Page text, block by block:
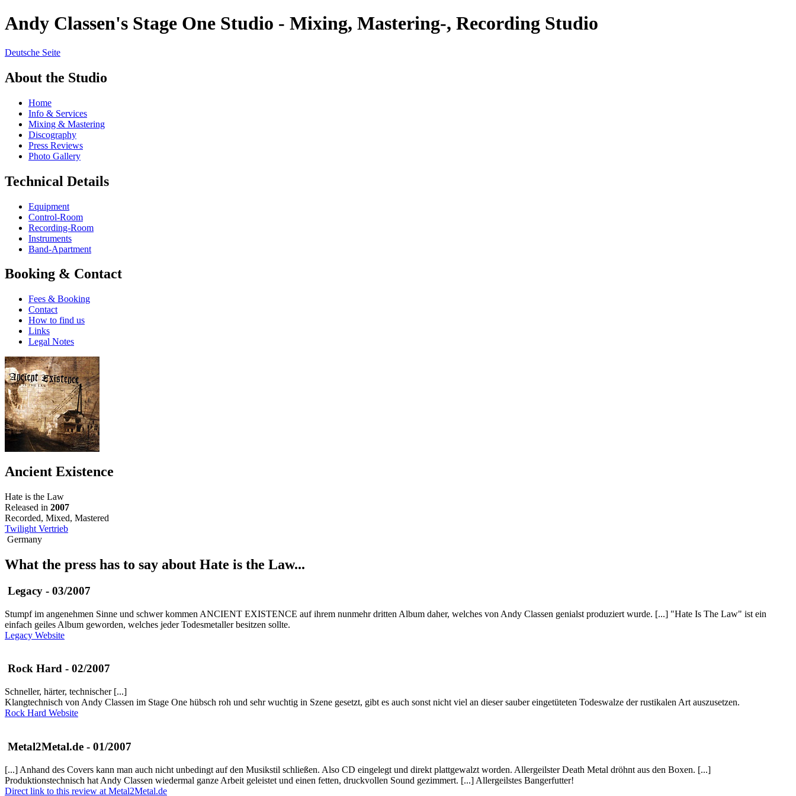
Andy Classen's Stage One Studio - Mixing, Mastering-, Recording Studio
Deutsche Seite
About the Studio
Home
Info & Services
Mixing & Mastering
Discography
Press Reviews
Photo Gallery
Technical Details
Equipment
Control-Room
Recording-Room
Instruments
Band-Apartment
Booking & Contact
Fees & Booking
Contact
How to find us
Links
Legal Notes
Ancient Existence
Hate is the Law
Released in 2007
Recorded, Mixed, Mastered
Twilight Vertrieb
Germany
What the press has to say about Hate is the Law...
Legacy - 03/2007
Stumpf im angenehmen Sinne und schwer kommen ANCIENT EXISTENCE auf ihrem nunmehr dritten Album daher, welches von Andy Classen genialst produziert wurde. [...] "Hate Is The Law" ist ein
einfach geiles Album geworden, welches jeder Todesmetaller besitzen sollte.
Legacy Website
Rock Hard - 02/2007
Schneller, härter, technischer [...]
Klangtechnisch von Andy Classen im Stage One hübsch roh und sehr wuchtig in Szene gesetzt, gibt es auch sonst nicht viel an dieser sauber eingetüteten Todeswalze der rustikalen Art auszusetzen.
Rock Hard Website
Metal2Metal.de - 01/2007
[...] Anhand des Covers kann man auch nicht unbedingt auf den Musikstil schließen. Also CD eingelegt und direkt plattgewalzt worden. Allergeilster Death Metal dröhnt aus den Boxen. [...]
Produktionstechnisch hat Andy Classen wiedermal ganze Arbeit geleistet und einen fetten, druckvollen Sound gezimmert. [...] Allergeilstes Bangerfutter!
Direct link to this review at Metal2Metal.de